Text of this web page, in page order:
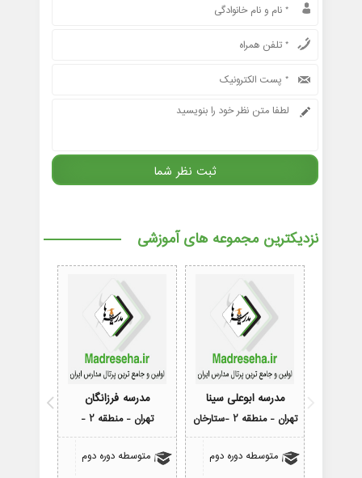
نزدیکترین مجموعه های آموزشی
مدرسه ابوعلی سینا
تهران - منطقه 2 -ستارخان
متوسطه دوره دوم
مدرسه فرزانگان
تهران - منطقه 2 -
متوسطه دوره دوم